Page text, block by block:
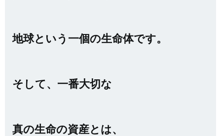
地球という一個の生命体です。
そして、一番大切な
真の生命の資産とは、